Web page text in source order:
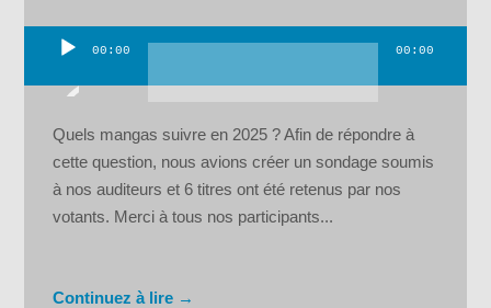
00:00 00:00
Quels mangas suivre en 2025 ? Afin de répondre à
cette question, nous avions créer un sondage soumis
à nos auditeurs et 6 titres ont été retenus par nos
votants. Merci à tous nos participants...
Continuez à lire →